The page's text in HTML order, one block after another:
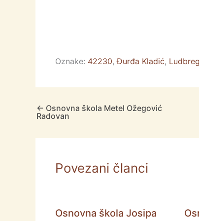
Oznake: 42230,Đurđa Kladić, Ludbreg
← Osnovna škola Metel Ožegović
Radovan
Povezani članci
Osnovna škola Josipa